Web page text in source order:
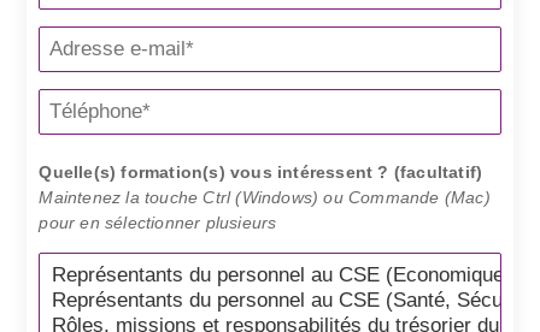
Quelle(s) formation(s) vous intéressent ? (facultatif)
Maintenez la touche Ctrl (Windows) ou Commande (Mac)
pour en sélectionner plusieurs